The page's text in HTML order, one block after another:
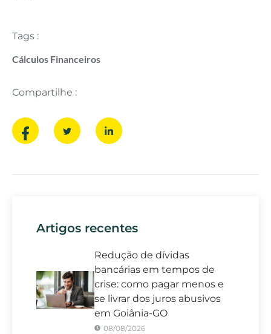
Tags :
Cálculos Financeiros
Compartilhe :
Artigos recentes
Redução de dívidas
bancárias em tempos de
crise: como pagar menos e
se livrar dos juros abusivos
em Goiânia-GO
08/08/2026